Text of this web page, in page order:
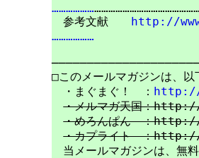
………………
参考文献 http://
………………
□このメールマガジンは、
・まぐまぐ！　： http://
・メルマガ天国：
・めろんぱん　：
・カプライト　：
当メールマガジンは、無